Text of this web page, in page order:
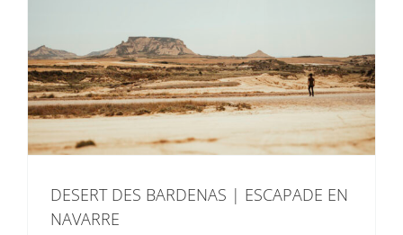
DESERT DES BARDENAS | ESCAPADE EN
NAVARRE